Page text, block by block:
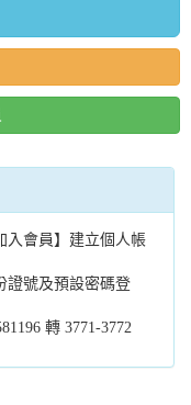
入會員】建立個人帳
證號及預設密碼登
轉 3771-3772